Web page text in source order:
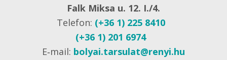
Falk Miksa u. 12. I./4.
Telefon: (+36 1) 225 8410
(+36 1) 201 6974
E‑mail: bolyai.tarsulat@renyi.hu